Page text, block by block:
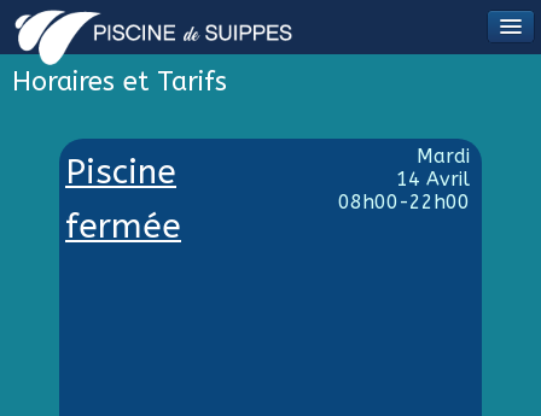
Horaires et Tarifs
Piscine
fermée
Mardi
14 Avril
08h00-22h00